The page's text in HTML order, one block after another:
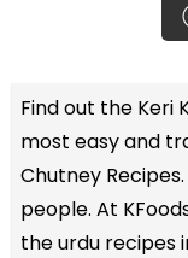
Find out the Keri
most easy and
Chutney Recipes
people. At
theurdu recipes